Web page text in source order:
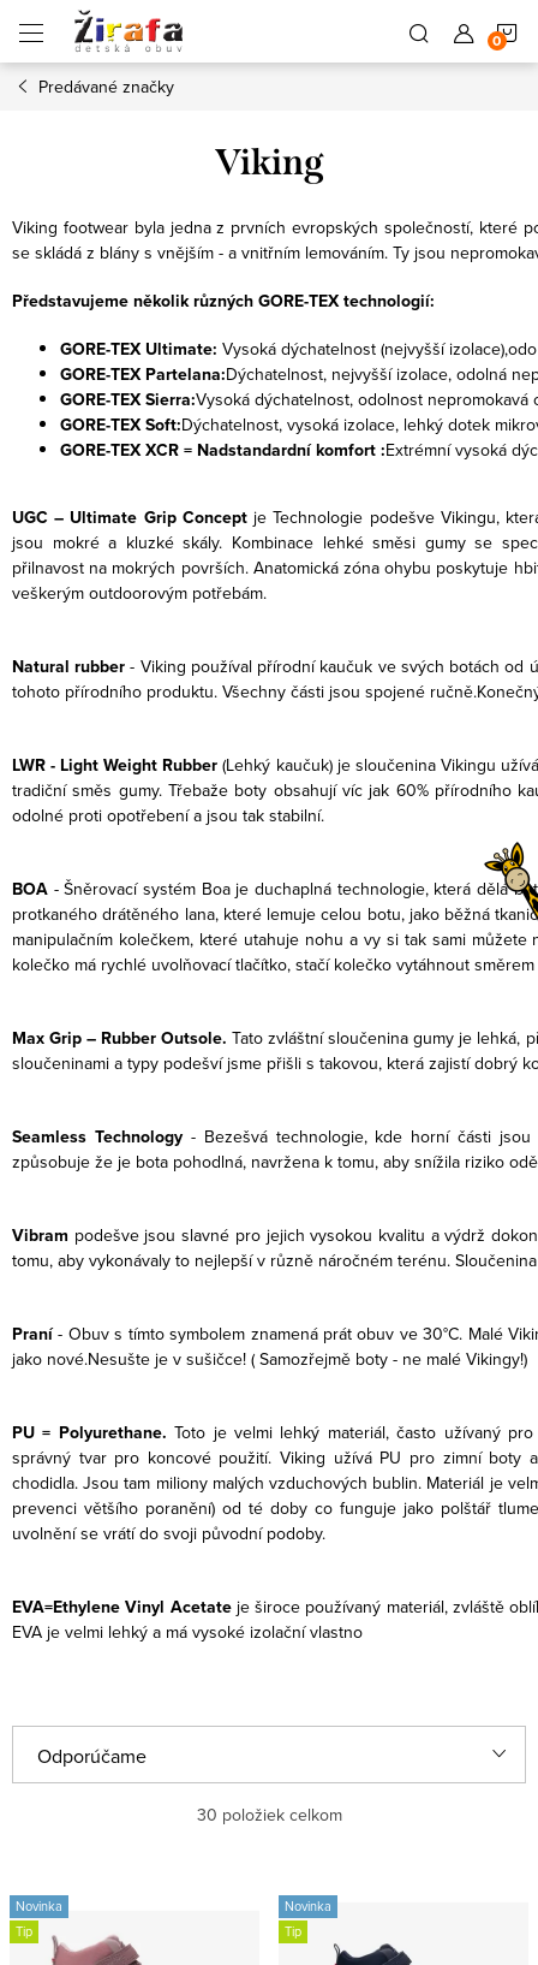
obsah
Predávané značky
Viking
Viking footwear byla jedna z prvních evropských společností, které
se skládá z blány s vnějším - a vnitřním lemováním. Ty jsou
Představujeme několik různých GORE-TEX technologií:
GORE-TEX Ultimate: Vysoká dýchatelnost (nejvyšší
GORE-TEX Partelana:Dýchatelnost, nejvyšší izolace, odolná
GORE-TEX Sierra:Vysoká dýchatelnost, odolnost nepromokavá
GORE-TEX Soft:Dýchatelnost, vysoká izolace, lehký dotek
GORE-TEX XCR = Nadstandardní komfort :Extrémní vysoká
UGC – Ultimate Grip Conceptje Technologie podešve Vikingu,
jsou mokré a kluzké skály. Kombinace lehké směsi gumy se
přilnavost na mokrých površích. Anatomická zóna ohybu poskytuje
veškerým outdoorovým potřebám.
Natural rubber - Viking používal přírodní kaučuk ve svých botách od
tohoto přírodního produktu. Všechny části jsou spojené
LWR - Light Weight Rubber (Lehký kaučuk) je sloučenina Vikingu
tradiční směs gumy. Třebaže boty obsahují víc jak 60% přírodního
odolné proti opotřebení a jsou tak stabilní.
BOA - Šněrovací systém Boa je duchaplná technologie, která dělá
protkaného drátěného lana, které lemuje celou botu, jako běžná
manipulačním kolečkem, které utahuje nohu a vy si tak sami
kolečko má rychlé uvolňovací tlačítko, stačí kolečko vytáhnout
Max Grip – Rubber Outsole. Tato zvláštní sloučenina gumy je lehká,
sloučeninami a typy podešví jsme přišli s takovou, která zajistí dobrý
Seamless Technology- Bezešvá technologie, kde horní části jsou
způsobuje že je bota pohodlná, navržena k tomu, aby snížila riziko
Vibram podešve jsou slavné pro jejich vysokou kvalitu a výdrž
tomu, aby vykonávaly to nejlepší v různě náročném terénu.
Praní- Obuv s tímto symbolem znamená prát obuv ve 30°C. Malé
jako nové.Nesušte je v sušičce! ( Samozřejmě boty - ne malé Vikingy!)
PU = Polyurethane. Toto je velmi lehký materiál, často užívaný
správný tvar pro koncové použití. Viking užívá PU pro zimní
chodidla. Jsou tam miliony malých vzduchových bublin. Materiál je
prevenci většího poranění) od té doby co funguje jako polštář
uvolnění se vrátí do svoji původní podoby.
EVA=Ethylene Vinyl Acetateje široce používaný materiál, zvláště
EVA je velmi lehký a má vysoké izolační vlastno
a
n
i
Odporúčame
Najpredávanejšie
30 položiek celkom
V
ý
Novinka
Tip
Novinka
Tip